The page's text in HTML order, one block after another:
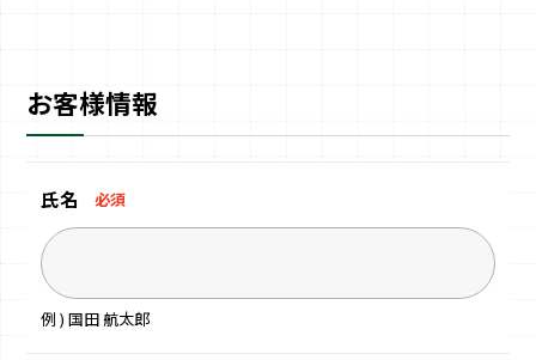
お客様情報
氏名 必須
例 ) 国田 航太郎